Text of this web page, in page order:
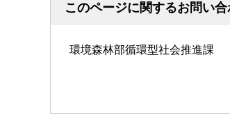
このページに関するお問い
環境森林部循環型社会推進課